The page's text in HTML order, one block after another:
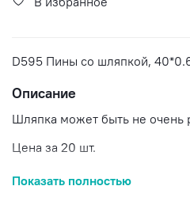
D595 Пины со шляпкой,
Описание
Шляпка может быть не очень
Цена за 20 шт.
Достака по России.
Показать полностью